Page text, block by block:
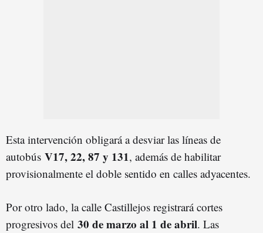
Esta intervención obligará a desviar las líneas de
autobús V17, 22, 87 y 131, además de habilitar
provisionalmente el doble sentido en calles adyacentes.
Por otro lado, la calle Castillejos registrará cortes
progresivos del 30 de marzo al 1 de abril. Las